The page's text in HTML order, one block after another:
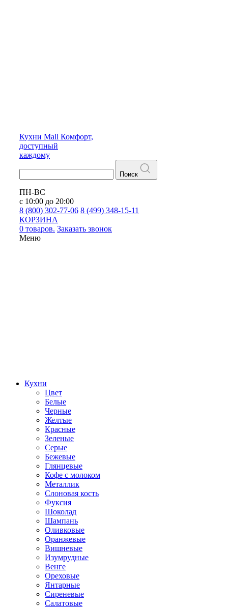
Кухни Mall Комфорт,
доступный
каждому
Поиск
ПН-ВС
с 10:00 до 20:00
8 (800) 302-77-06 8 (499) 348-15-11
КОРЗИНА
0 товаров. Заказать звонок
Меню
Кухни
Цвет
Белые
Черные
Желтые
Красные
Зеленые
Серые
Бежевые
Глянцевые
Кофе с молоком
Металлик
Слоновая кость
Фуксия
Шоколад
Шампань
Оливковые
Оранжевые
Вишневые
Изумрудные
Венге
Ореховые
Янтарные
Сиреневые
Салатовые